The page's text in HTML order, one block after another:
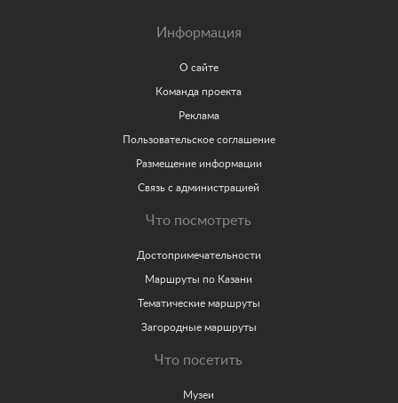
Информация
О сайте
Команда проекта
Реклама
Пользовательское соглашение
Размещение информации
Связь с администрацией
Что посмотреть
Достопримечательности
Маршруты по Казани
Тематические маршруты
Загородные маршруты
Что посетить
Музеи